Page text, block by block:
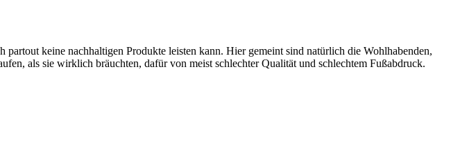
keine nachhaltigen Produkte leisten kann. Hier gemeint sind natürlich die Wohlhabenden,
als sie wirklich bräuchten, dafür von meist schlechter Qualität und schlechtem Fußabdruck.